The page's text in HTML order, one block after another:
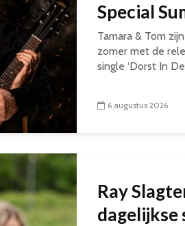
Special
Tamara & Tom
zomer met de
single ‘Dorst In
6 augustus 2026
Ray
dagelijkse